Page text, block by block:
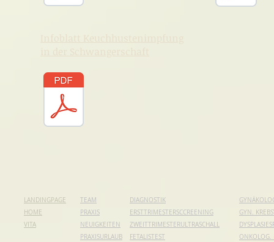
LANDINGPAGE
HOME
VITA
TEAM
PRAXIS
NEUIGKEITEN
PRAXISURLAUB
DIAGNOSTIK
ERSTTRIMESTERSCCREENING
ZWEITTRIMESTERULTRASCHALL
FETALISTEST
GYN.
ONKOLOG.